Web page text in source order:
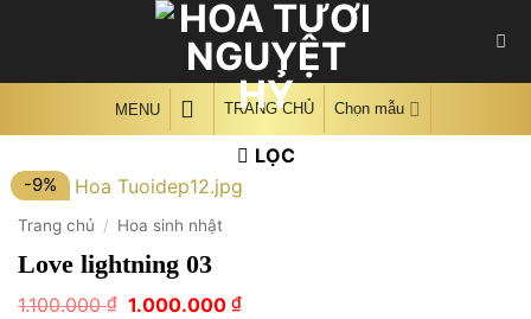
MENU TRANG CHỦ Chọn mẫu
LỌC
-9%
Trang chủ / Hoa sinh nhật
Love lightning 03
1.100.000₫ Giá
1.000.000 ₫Giá